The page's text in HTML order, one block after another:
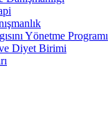
Yönetme Programı
Diyet Birimi